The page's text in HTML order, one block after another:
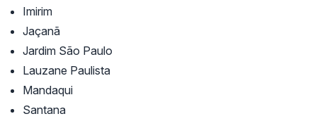
Imirim
Jaçanã
Jardim São Paulo
Lauzane Paulista
Mandaqui
Santana